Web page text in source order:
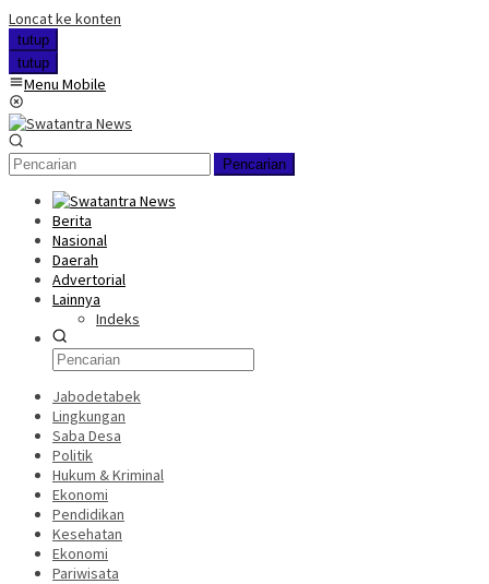
Loncat ke konten
tutup
tutup
Menu Mobile
Pencarian
Berita
Nasional
Daerah
Advertorial
Lainnya
Indeks
Jabodetabek
Lingkungan
Saba Desa
Politik
Hukum & Kriminal
Ekonomi
Pendidikan
Kesehatan
Ekonomi
Pariwisata